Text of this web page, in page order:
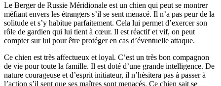
Le Berger de Russie Méridionale est un chien qui peut se montrer
méfiant envers les étrangers s’il se sent menacé. Il n’a pas peur de la
solitude et s’y habitue parfaitement. Cela lui permet d’exercer son
rôle de gardien qui lui tient à cœur. Il est réactif et vif, on peut
compter sur lui pour être protéger en cas d’éventuelle attaque.
Ce chien est très affectueux et loyal. C’est un très bon compagnon
de vie pour toute la famille. Il est doté d’une grande intelligence. De
nature courageuse et d’esprit initiateur, il n’hésitera pas à passer à
l’action s’il sent que ses maîtres sont menacés. Ce chien sait se